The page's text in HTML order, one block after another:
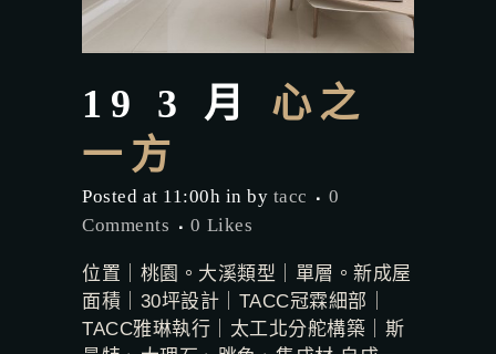
19 3 月
心之
一方
Posted at 11:00h in by tacc
0
Comments
0 Likes
位置｜桃園。大溪類型｜單層。新成屋
面積｜30坪設計｜TACC冠霖細部｜
TACC雅琳執行｜太工北分舵構築｜斯